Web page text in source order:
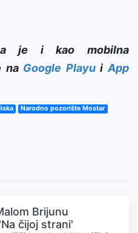
je i kao mobilna
na Google PlayuiApp
Narodno pozorište Mostar
Brijunu
čijoj strani'